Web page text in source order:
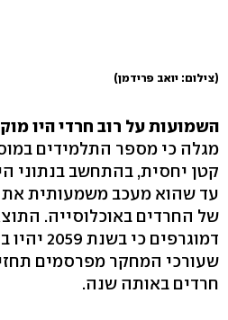
(צילום: יואב פרידמן)
השמועות על רוב חרדי היו
מגלה כי מספר התלמידים
קטן יחסית, בהתחשב בנתוני
עד שהוא מעכב משמעותית את
של החרדים באוכלוסייה.
חרדים באותה שנה.